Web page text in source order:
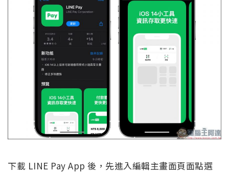
下載 LINE Pay App 後，先進入編輯主畫面頁面點選